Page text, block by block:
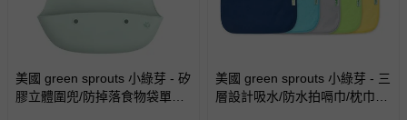
美國 green sprouts 小綠芽 - 矽
膠立體圍兜/防掉落食物袋單入
美國 green sprouts 小綠芽 - 三
層設計吸水/防水拍嗝巾/枕巾5